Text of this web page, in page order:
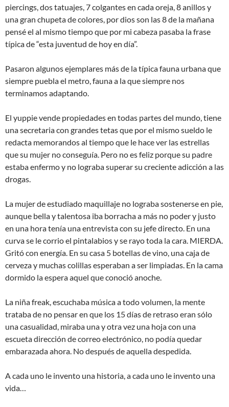
piercings, dos tatuajes, 7 colgantes en cada oreja, 8 anillos y
una gran chupeta de colores, por dios son las 8 de la mañana
pensé el al mismo tiempo que por mi cabeza pasaba la frase
típica de “esta juventud de hoy en día”.
Pasaron algunos ejemplares más de la típica fauna urbana que
siempre puebla el metro, fauna a la que siempre nos
terminamos adaptando.
El yuppie vende propiedades en todas partes del mundo, tiene
una secretaria con grandes tetas que por el mismo sueldo le
redacta memorandos al tiempo que le hace ver las estrellas
que su mujer no conseguía. Pero no es feliz porque su padre
estaba enfermo y no lograba superar su creciente adicción a las
drogas.
La mujer de estudiado maquillaje no lograba sostenerse en pie,
aunque bella y talentosa iba borracha a más no poder y justo
en una hora tenía una entrevista con su jefe directo. En una
curva se le corrio el pintalabios y se rayo toda la cara. MIERDA.
Gritó con energía. En su casa 5 botellas de vino, una caja de
cerveza y muchas colillas esperaban a ser limpiadas. En la cama
dormido la espera aquel que conoció anoche.
La niña freak, escuchaba música a todo volumen, la mente
trataba de no pensar en que los 15 días de retraso eran sólo
una casualidad, miraba una y otra vez una hoja con una
escueta dirección de correo electrónico, no podía quedar
embarazada ahora. No después de aquella despedida.
A cada uno le invento una historia, a cada uno le invento una
vida…